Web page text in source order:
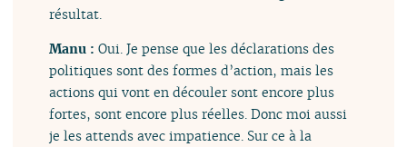
résultat.
Manu :Oui. Je pense que les déclarations des
politiques sont des formes d’action, mais les
actions qui vont en découler sont encore plus
fortes, sont encore plus réelles. Donc moi aussi
je les attends avec impatience. Sur ce à la